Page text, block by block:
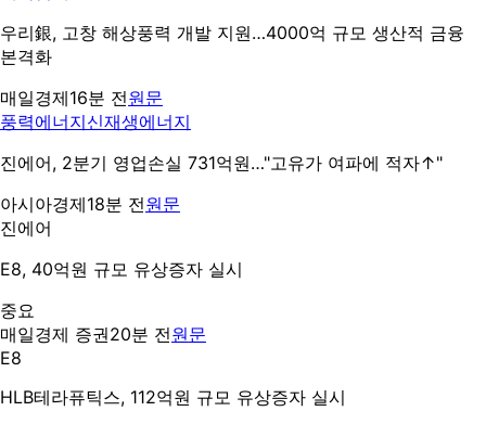
우리銀, 고창 해상풍력 개발 지원…4000억 규모 생산적 금융
본격화
매일경제16분 전원문
풍력에너지신재생에너지
진에어, 2분기 영업손실 731억원…"고유가 여파에 적자↑"
아시아경제18분 전원문
진에어
E8, 40억원 규모 유상증자 실시
중요
매일경제 증권20분 전원문
E8
HLB테라퓨틱스, 112억원 규모 유상증자 실시